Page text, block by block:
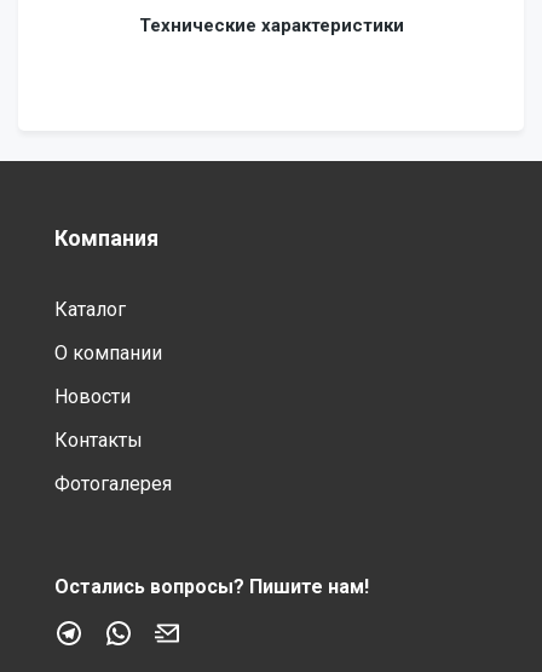
Технические характеристики
Компания
Каталог
О компании
Новости
Контакты
Фотогалерея
Остались вопросы? Пишите нам!